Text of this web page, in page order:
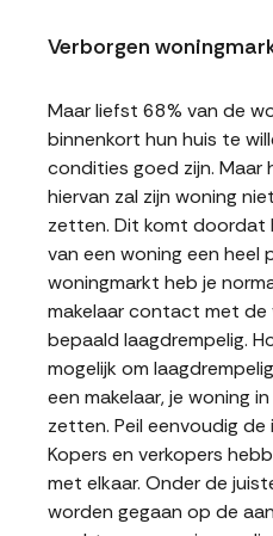
Verborgen
Maar liefst 68% van de
binnenkort hun huis te
condities goed zijn. Maar
hiervan zal zijn woning
zetten. Dit komt doordat
van een woning een heel
woningmarkt heb je
makelaar contact met de
bepaald laagdrempelig.
mogelijk om
een makelaar, je woning
zetten. Peil eenvoudig de
Kopers en verkopers
met elkaar. Onder de
worden gegaan op de